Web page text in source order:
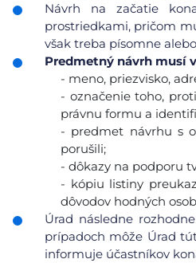
Návrh na začatie
prostriedkami, pričom
však treba písomne
Predmetný návrh musí
- meno, priezvisko,
- označenie toho,
právnu formu a
- predmet návrhu s
porušili;
- dôkazy na podporu
- kópiu listiny
dôvodov hodných
Úrad následne
prípadoch môže Úrad
informuje účastníkov